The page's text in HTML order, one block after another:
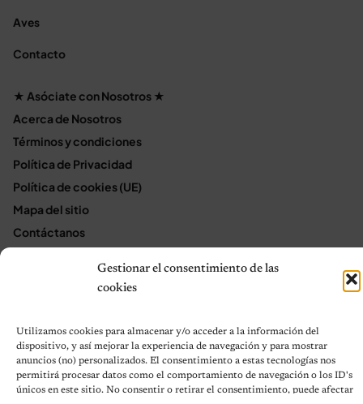
Gestionar el consentimiento de las
cookies
Utilizamos cookies para almacenar y/o acceder a la información del
dispositivo, y así mejorar la experiencia de navegación y para mostrar
anuncios (no) personalizados. El consentimiento a estas tecnologías nos
permitirá procesar datos como el comportamiento de navegación o los ID's
únicos en este sitio. No consentir o retirar el consentimiento, puede afectar
Aves
Contacto
★ Asóciate con Nosotros ★
Acerca de Nosotros
Términos y condiciones
Política de Privacidad
Política de cookies (UE)
Mapa del sitio
Contáctanos
Política de privacidad